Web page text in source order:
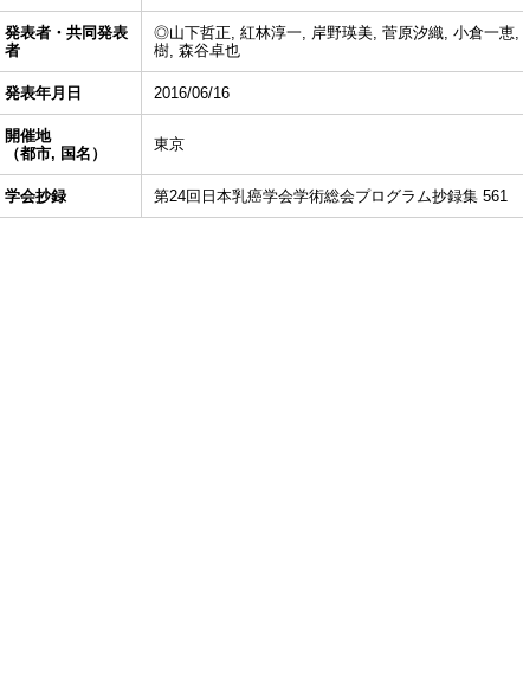
発表者・共同発表
者
◎山下哲正, 紅林淳一, 岸野瑛美, 菅原汐織, 小倉一恵
樹, 森谷卓也
発表年月日 2016/06/16
開催地
（都市, 国名）
東京
学会抄録 第24回日本乳癌学会学術総会プログラム抄録集 561